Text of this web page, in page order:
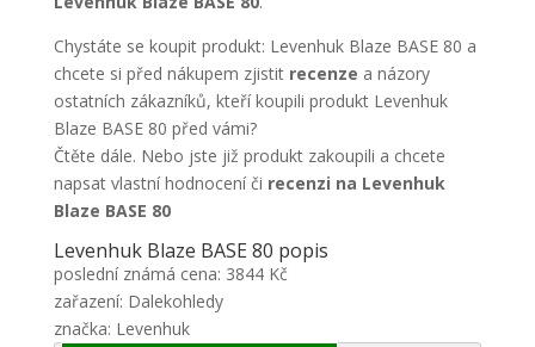
Chystáte se koupit produkt: Levenhuk Blaze BASE 80 a
chcete si před nákupem zjistit recenze a názory
ostatních zákazníků, kteří koupili produkt Levenhuk
Blaze BASE 80 před vámi?
Čtěte dále. Nebo jste již produkt zakoupili a chcete
napsat vlastní hodnocení či recenzi na Levenhuk
Blaze BASE 80
Levenhuk Blaze BASE 80 popis
poslední známá cena: 3844 Kč
zařazení: Dalekohledy
značka: Levenhuk